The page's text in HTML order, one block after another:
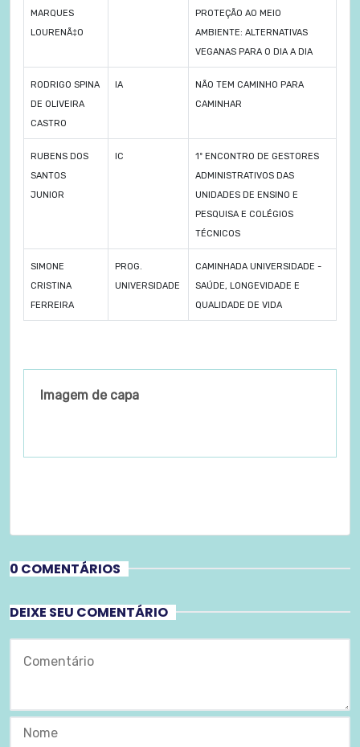
MARQUES
LOURENÃ‡O
PROTEÇÃO AO MEIO
AMBIENTE: ALTERNATIVAS
VEGANAS PARA O DIA A DIA
RODRIGO SPINA
DE OLIVEIRA
CASTRO
IA
NÃO TEM CAMINHO PARA
CAMINHAR
RUBENS DOS
SANTOS
JUNIOR
IC
1º ENCONTRO DE GESTORES
ADMINISTRATIVOS DAS
UNIDADES DE ENSINO E
PESQUISA E COLÉGIOS
TÉCNICOS
SIMONE
CRISTINA
FERREIRA
PROG.
UNIVERSIDADE
CAMINHADA UNIVERSIDADE -
SAÚDE, LONGEVIDADE E
QUALIDADE DE VIDA
Imagem de capa
0 COMENTÁRIOS
DEIXE SEU COMENTÁRIO